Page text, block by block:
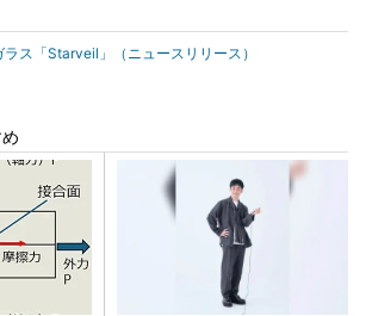
ス「Starveil」（ニュースリリース）